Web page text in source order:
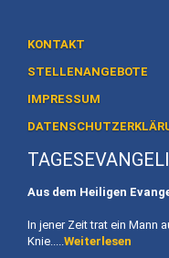
KONTAKT
STELLENANGEBOTE
IMPRESSUM
Aus dem Heiligen
In jener Zeit trat ein Mann
Knie..... Weiterlesen